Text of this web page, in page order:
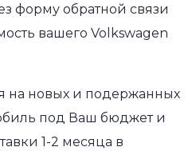
форму обратной связи
вашего Volkswagen
на новых и подержанных
под Ваш бюджет и
1-2 месяца в